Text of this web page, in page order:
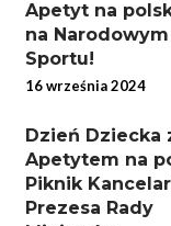
Apetyt na
na
Sportu!
16 września 2024
Dzień Dziecka
Apetytem na
Piknik
Prezesa Rady